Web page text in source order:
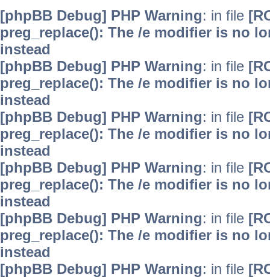
[phpBB Debug] PHP Warning: in file
preg_replace(): The /e modifier is no
instead
[phpBB Debug] PHP Warning: in file
preg_replace(): The /e modifier is no
instead
[phpBB Debug] PHP Warning: in file
preg_replace(): The /e modifier is no
instead
[phpBB Debug] PHP Warning: in file
preg_replace(): The /e modifier is no
instead
[phpBB Debug] PHP Warning: in file
preg_replace(): The /e modifier is no
instead
[phpBB Debug] PHP Warning: in file